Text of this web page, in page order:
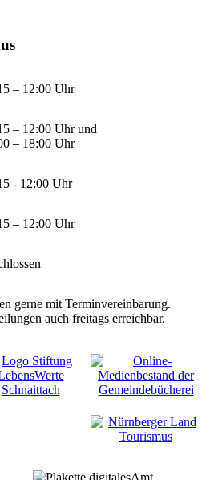
– 12:00 Uhr
– 12:00 Uhr und
– 18:00 Uhr
- 12:00 Uhr
– 12:00 Uhr
gerne mit Terminvereinbarung.
auch freitags erreichbar.